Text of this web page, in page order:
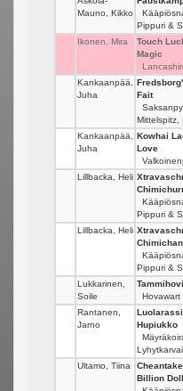
Mauno, Kikko
Pippuri &
Ikonen, Mira
Touch
Magic
Kankaanpää,
Juha
Fait
Mittelspitz,
Kankaanpää,
Juha
Kowhai
Love
Lillbacka, Heli
Pippuri &
Lillbacka, Heli
Pippuri &
Lukkarinen,
Soile
Hovawart
Rantanen,
Jarno
Hupiukko
Ultamo, Tiina
Billion